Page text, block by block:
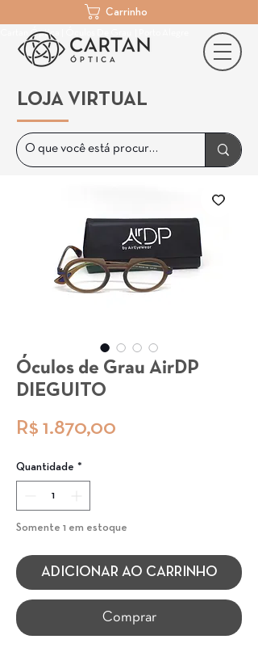
Cartan Óptica | Óculos De Grau | Porto Alegre
Carrinho
LOJA VIRTUAL
Óculos de Grau AirDP
DIEGUITO
R$ 1.870,00
Quantidade *
Somente 1 em estoque
ADICIONAR AO CARRINHO
Comprar